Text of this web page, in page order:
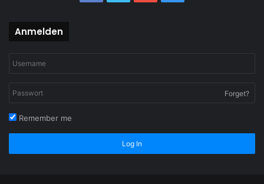
Anmelden
Forget?
Remember me
Log In